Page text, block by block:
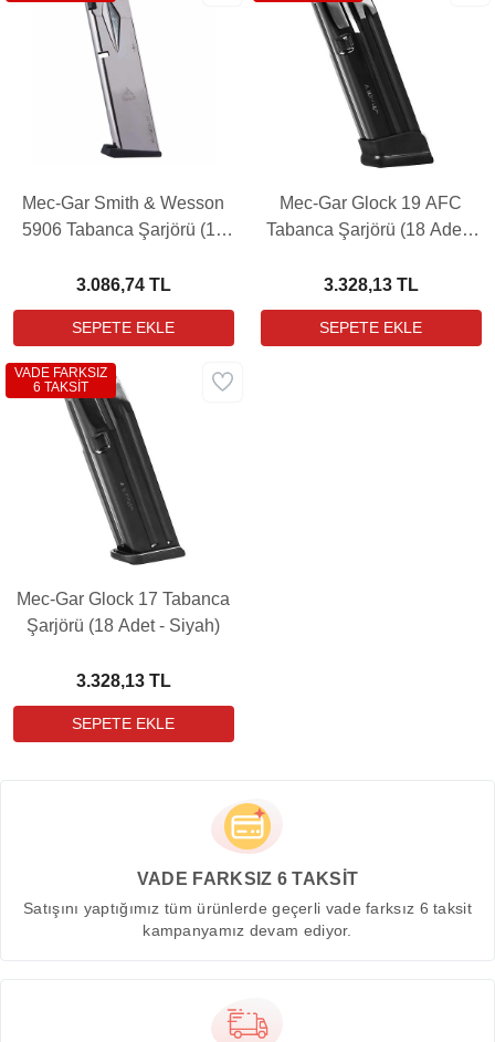
Mec-Gar Smith & Wesson
5906 Tabanca Şarjörü (17
3.086,74 TL
Mec-Gar Glock 19 AFC
Tabanca Şarjörü (18 Adet -
3.328,13 TL
Mec-Gar Glock 17 Tabanca
Şarjörü (18 Adet - Siyah)
3.328,13 TL
VADE FARKSIZ
6 TAKSİT
VADE FARKSIZ 6 TAKSİT
Satışını yaptığımız tüm ürünlerde geçerli vade farksız 6 taksit
kampanyamız devam ediyor.